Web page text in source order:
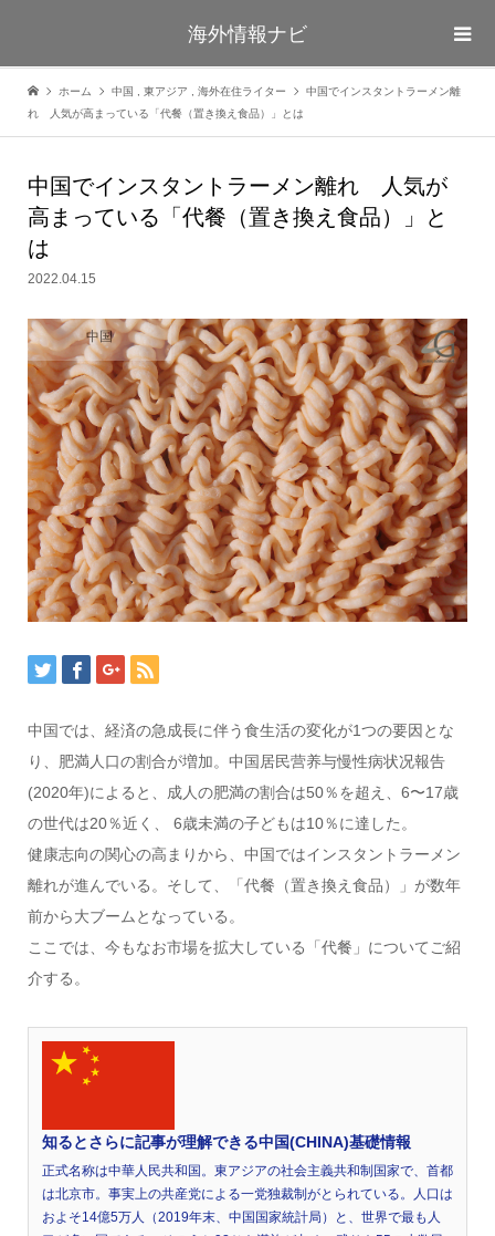
海外情報ナビ
ホーム 中国 東アジア 海外在住ライター
中国でインスタントラーメン離
れ 人気が高まっている「代餐（置き換え食品）」とは
中国でインスタントラーメン離れ 人気が
高まっている「代餐（置き換え食品）」と
は
2022.04.15
中国
中国では、経済の急成長に伴う食生活の変化が1つの要因とな
り、肥満人口の割合が増加。中国居民营养与慢性病状况報告
(2020年)によると、成人の肥満の割合は50％を超え、6〜17歳
の世代は20％近く、 6歳未満の子どもは10％に達した。
健康志向の関心の高まりから、中国ではインスタントラーメン
離れが進んでいる。そして、「代餐（置き換え食品）」が数年
前から大ブームとなっている。
ここでは、今もなお市場を拡大している「代餐」についてご紹
介する。
知るとさらに記事が理解できる中国(CHINA)基礎情報
正式名称は中華人民共和国。東アジアの社会主義共和制国家で、首都
は北京市。事実上の共産党による一党独裁制がとられている。人口は
およそ14億5万人（2019年末、中国国家統計局）と、世界で最も人